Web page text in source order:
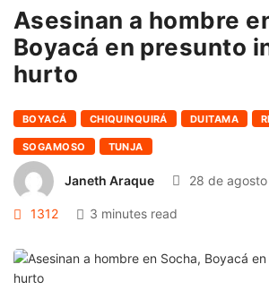
Asesinan a hombre
Boyacá en presunto
hurto
BOYACÁ CHIQUINQUIRÁ DUITAMA
SOGAMOSO TUNJA
Janeth Araque 28 de
1312 3 minutes read